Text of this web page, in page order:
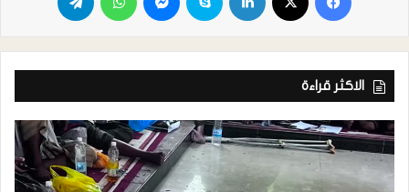
الاكثر قراءة